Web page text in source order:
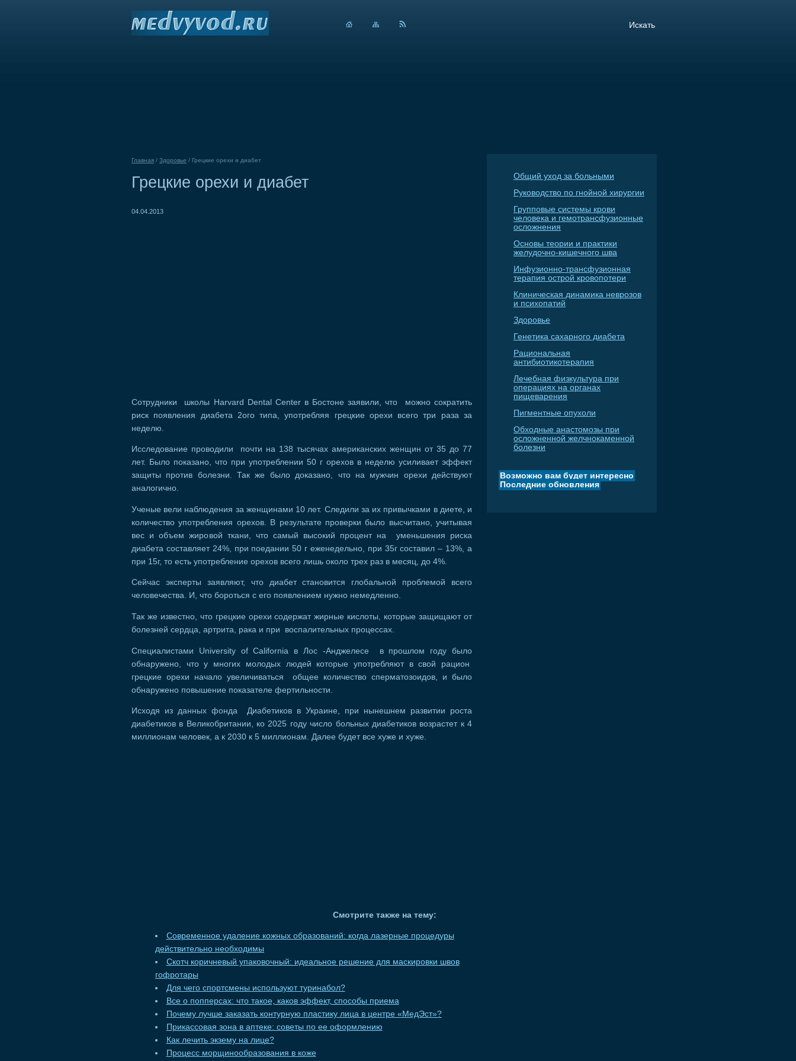
Главная / Здоровье / Грецкие орехи и диабет
Грецкие орехи и диабет
04.04.2013
Сотрудники школы Harvard Dental Center в Бостоне заявили, что можно сократить
риск появления диабета 2ого типа, употребляя грецкие орехи всего три раза за
неделю.
Исследование проводили почти на 138 тысячах американских женщин от 35 до 77
лет. Было показано, что при употреблении 50 г орехов в неделю усиливает эффект
защиты против болезни. Так же было доказано, что на мужчин орехи действуют
аналогично.
Ученые вели наблюдения за женщинами 10 лет. Следили за их привычками в диете, и
количество употребления орехов. В результате проверки было высчитано, учитывая
вес и объем жировой ткани, что самый высокий процент на уменьшения риска
диабета составляет 24%, при поедании 50 г еженедельно, при 35г составил – 13%, а
при 15г, то есть употребление орехов всего лишь около трех раз в месяц, до 4%.
Сейчас эксперты заявляют, что диабет становится глобальной проблемой всего
человечества. И, что бороться с его появлением нужно немедленно.
Так же известно, что грецкие орехи содержат жирные кислоты, которые защищают от
болезней сердца, артрита, рака и при воспалительных процессах.
Специалистами University of California в Лос -Анджелесе в прошлом году было
обнаружено, что у многих молодых людей которые употребляют в свой рацион
грецкие орехи начало увеличиваться общее количество сперматозоидов, и было
обнаружено повышение показателе фертильности.
Исходя из данных фонда Диабетиков в Украине, при нынешнем развитии роста
диабетиков в Великобритании, ко 2025 году число больных диабетиков возрастет к 4
миллионам человек, а к 2030 к 5 миллионам. Далее будет все хуже и хуже.
Смотрите также на тему:
Современное удаление кожных образований: когда лазерные процедуры
действительно необходимы
Скотч коричневый упаковочный: идеальное решение для маскировки швов
гофротары
Для чего спортсмены используют туринабол?
Все о попперсах: что такое, каков эффект, способы приема
Почему лучше заказать контурную пластику лица в центре «МедЭст»?
Прикассовая зона в аптеке: советы по ее оформлению
Как лечить экзему на лице?
Процесс морщинообразования в коже
Общий уход за больными
Руководство по гнойной хирургии
Групповые системы крови
человека и гемотрансфузионные
осложнения
Основы теории и практики
желудочно-кишечного шва
Инфузионно-трансфузионная
терапия острой кровопотери
Клиническая динамика неврозов
и психопатий
Здоровье
Генетика сахарного диабета
Рациональная
антибиотикотерапия
Лечебная физкультура при
операциях на органах
пищеварения
Пигментные опухоли
Обходные анастомозы при
осложненной желчнокаменной
болезни
Возможно вам будет интересно
Последние обновления